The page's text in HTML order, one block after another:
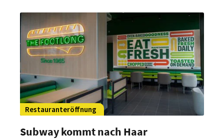
Umsetzung stehen nun fest.
Restauranteröffnung
Subway kommt nach Haar